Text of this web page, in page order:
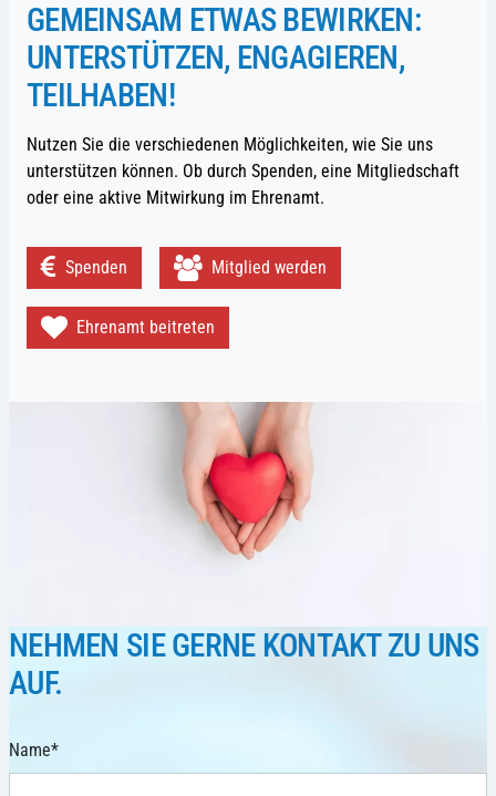
GEMEINSAM ETWAS BEWIRKEN:
UNTERSTÜTZEN, ENGAGIEREN,
TEILHABEN!
Nutzen Sie die verschiedenen Möglichkeiten, wie Sie uns
unterstützen können. Ob durch Spenden, eine Mitgliedschaft
oder eine aktive Mitwirkung im Ehrenamt.
Spenden Mitglied werden
Ehrenamt beitreten
NEHMEN SIE GERNE KONTAKT ZU UNS
AUF.
Name*